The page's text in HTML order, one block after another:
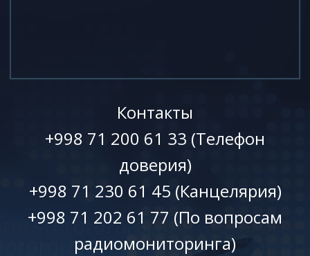
Контакты
+998 71 200 61 33 (Телефон
доверия)
+998 71 230 61 45 (Канцелярия)
+998 71 202 61 77 (По вопросам
радиомониторинга)